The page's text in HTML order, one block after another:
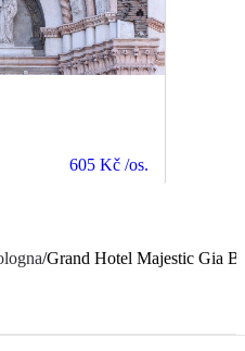
605 Kč /os.
/Grand Hotel Majestic Gia